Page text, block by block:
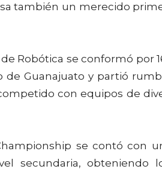
también un merecido
Robótica se conformó por
de Guanajuato y partió
con equipos de
se contó con
secundaria, obteniendo